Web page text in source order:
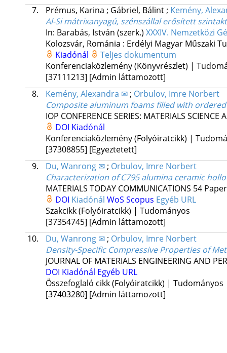
7.
Prémus, Karina ; Gábriel, Bálint; Kemény,
Al-Si mátrixanyagú, szénszállal erősített
In: Barabás, István (szerk.) XXXIV. Nemzetközi
Kolozsvár, Románia : Erdélyi Magyar Műszaki
Kiadónál
Teljes dokumentum
Konferenciaközlemény (Könyvrészlet) |
[37111213] [Admin láttamozott]
8.
Kemény, Alexandra ✉; Orbulov, Imre Norbert
Composite aluminum foams filled with
IOP CONFERENCE SERIES: MATERIALS SCIENCE
DOI Kiadónál
Konferenciaközlemény (Folyóiratcikk) |
[37308855] [Egyeztetett]
9.
Du, Wanrong ✉; Orbulov, Imre Norbert
Characterization of C795 alumina ceramic
MATERIALS TODAY COMMUNICATIONS 54
DOI Kiadónál WoS Scopus Egyéb URL
Szakcikk (Folyóiratcikk) | Tudományos
[37354745] [Admin láttamozott]
10.
Du, Wanrong ✉; Orbulov, Imre Norbert
Density-Specific Compressive Properties of
JOURNAL OF MATERIALS ENGINEERING AND
DOI Kiadónál Egyéb URL
Összefoglaló cikk (Folyóiratcikk) | Tudományos
[37403280] [Admin láttamozott]